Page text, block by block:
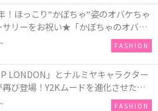
ほっこり“かぼちゃ“姿のオバケちゃ
サリーをお祝い★「かぼちゃのオバケ
ー」が新発売！Q-pot CAFE.では
オバケーキプレート」も登場
FASHION
LONDON」とナルミヤキャラクター
び登場！Y2Kムードを進化させた新
を発売♪
FASHION